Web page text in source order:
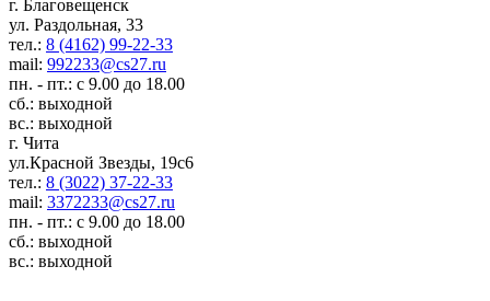
г. Благовещенск
ул. Раздольная, 33
тел.: 8 (4162) 99-22-33
mail: 992233@cs27.ru
пн. - пт.: с 9.00 до 18.00
сб.: выходной
вс.: выходной
г. Чита
ул.Красной Звезды, 19с6
тел.: 8 (3022) 37-22-33
mail: 3372233@cs27.ru
пн. - пт.: с 9.00 до 18.00
сб.: выходной
вс.: выходной